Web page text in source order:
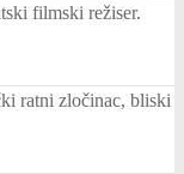
filmski režiser.
ratni zločinac, bliski